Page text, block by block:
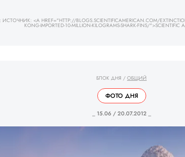
<A HREF="HTTP://BLOGS.SCIENTIFICAMERICAN.COM/
KONG-IMPORTED-10-MILLION-KILOGRAMS-SHARK-FINS/">SCIENTIFIC
БЛОК ДНЯ / ОБЩИЙ
ФОТО ДНЯ
_ 15.06 / 20.07.2012 _